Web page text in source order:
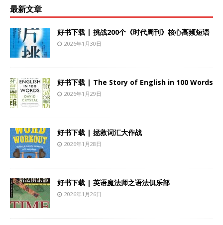
最新文章
好书下载 | 挑战200个《时代周刊》核心高频短语
2026年1月30日
好书下载 | The Story of English in 100 Words
2026年1月29日
好书下载 | 拯救词汇大作战
2026年1月28日
好书下载 | 英语魔法师之语法俱乐部
2026年1月26日